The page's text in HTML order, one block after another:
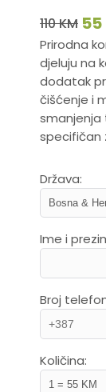
110 KM 55
Prirodna
djeluju na
dodatak
čišćenje i
smanjenja
specifičan
Država:
Ime i
Broj
Količina: